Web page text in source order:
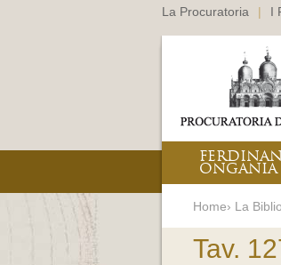
La Procuratoria | I
ONGANIA
Home› La
Tav.